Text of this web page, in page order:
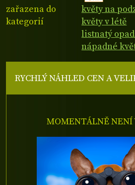
zařazena do
kategorií
květy na
květy v létě
listnatý
nápadné
RYCHLÝ NÁHLED CEN A
MOMENTÁLNĚ NENÍ